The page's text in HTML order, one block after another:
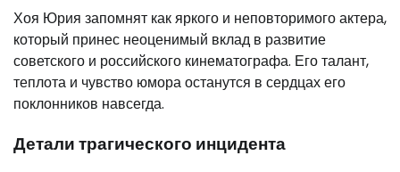
Хоя Юрия запомнят как яркого и неповторимого актера,
который принес неоценимый вклад в развитие
советского и российского кинематографа. Его талант,
теплота и чувство юмора останутся в сердцах его
поклонников навсегда.
Детали трагического инцидента